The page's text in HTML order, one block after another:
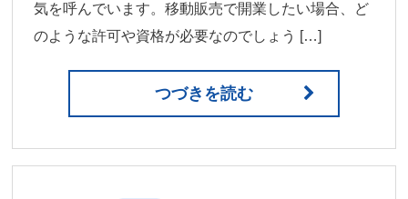
気を呼んでいます。移動販売で開業したい場合、ど
のような許可や資格が必要なのでしょう […]
つづきを読む